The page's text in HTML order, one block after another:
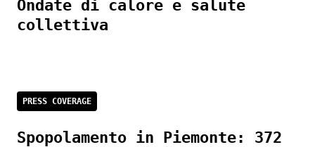
Ondate di calore e salute
collettiva
PRESS COVERAGE
Spopolamento in Piemonte: 372